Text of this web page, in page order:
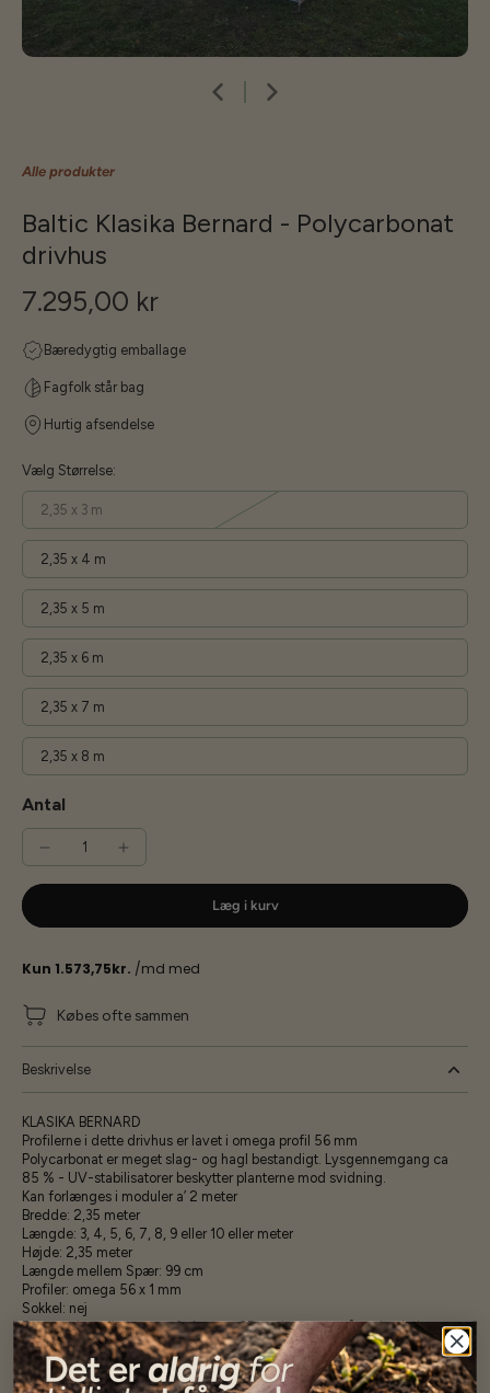
Alle produkter
Baltic Klasika Bernard - Polycarbonat
drivhus
7.295,00 kr
Bæredygtig emballage
Fagfolk står bag
Hurtig afsendelse
Vælg Størrelse:
2,35 x 3 m
2,35 x 4 m
2,35 x 5 m
2,35 x 6 m
2,35 x 7 m
2,35 x 8 m
Antal
Læg i kurv
Købes ofte sammen
Beskrivelse
KLASIKA BERNARD
Profilerne i dette drivhus er lavet i omega profil 56 mm
Polycarbonat er meget slag- og hagl bestandigt. Lysgennemgang ca
85 % - UV-stabilisatorer beskytter planterne mod svidning.
Kan forlænges i moduler a’ 2 meter
Bredde: 2,35 meter
Længde: 3, 4, 5, 6, 7, 8, 9 eller 10 eller meter
Højde: 2,35 meter
Længde mellem Spær: 99 cm
Profiler: omega 56 x 1 mm
Sokkel: nej
Fastgørelse: alle spær er forlænget 35 cm beregnet på nedstøbning
Tykkelse på polycarbonat: 6 mm
Døre: 1 stk 2 delt
Tagvindue: manuelt/auto kan tilkøbes